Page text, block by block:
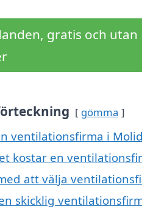
gratis och utan
gömma
ventilationsfirma i
kostar en
att välja
skicklig